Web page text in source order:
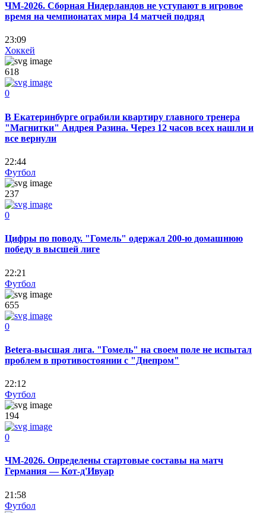
ЧМ-2026. Сборная Нидерландов не уступают в игровое
время на чемпионатах мира 14 матчей подряд
23:09
Хоккей
618
0
В Екатеринбурге ограбили квартиру главного тренера
"Магнитки" Андрея Разина. Через 12 часов всех нашли и
все вернули
22:44
Футбол
237
0
Цифры по поводу. "Гомель" одержал 200-ю домашнюю
победу в высшей лиге
22:21
Футбол
655
0
Betera-высшая лига. "Гомель" на своем поле не испытал
проблем в противостоянии с "Днепром"
22:12
Футбол
194
0
ЧМ-2026. Определены стартовые составы на матч
Германия — Кот-д'Ивуар
21:58
Футбол